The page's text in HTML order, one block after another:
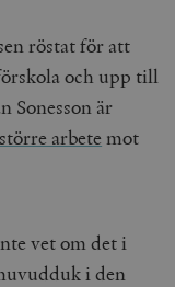
röstat för att
och upp till
Sonesson är
arbete mot
vet om det i
i den